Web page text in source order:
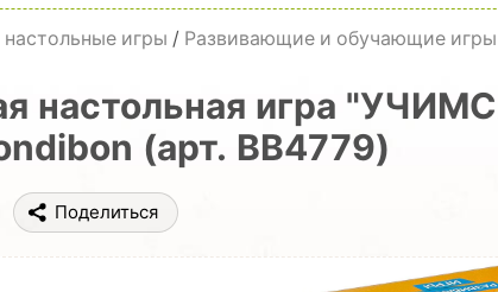
игры / Развивающие и обучающие игры
настольная игра
(арт. ВВ4779)
Поделиться